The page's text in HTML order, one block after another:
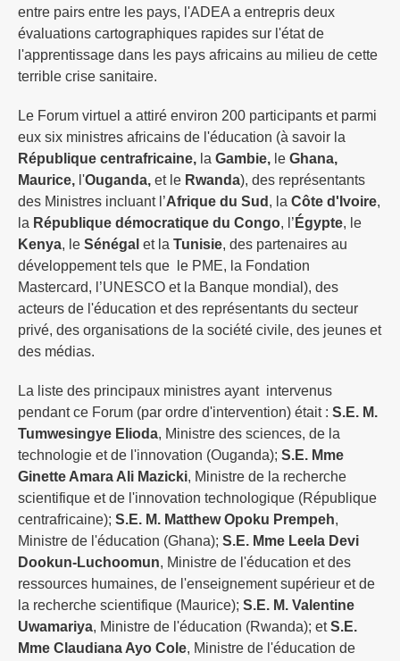
entre pairs entre les pays, l'ADEA a entrepris deux
évaluations cartographiques rapides sur l'état de
l'apprentissage dans les pays africains au milieu de cette
terrible crise sanitaire.
Le Forum virtuel a attiré environ 200 participants et parmi
eux six ministres africains de l'éducation (à savoir la
République centrafricaine, la Gambie, le Ghana,
Maurice, l'Ouganda, et le Rwanda), des représentants
des Ministres incluant l’Afrique du Sud , la Côte d'Ivoire,
la République démocratique du Congo, l’ Égypte, le
Kenya, le Sénégal et la Tunisie, des partenaires au
développement tels que le PME, la Fondation
Mastercard, l’UNESCO et la Banque mondial), des
acteurs de l'éducation et des représentants du secteur
privé, des organisations de la société civile, des jeunes et
des médias.
La liste des principaux ministres ayant intervenus
pendant ce Forum (par ordre d'intervention) était : S.E. M.
Tumwesingye Elioda, Ministre des sciences, de la
technologie et de l'innovation (Ouganda); S.E. Mme
Ginette Amara Ali Mazicki, Ministre de la recherche
scientifique et de l'innovation technologique (République
centrafricaine); S.E. M. Matthew Opoku Prempeh,
Ministre de l'éducation (Ghana); S.E. Mme Leela Devi
Dookun-Luchoomun, Ministre de l'éducation et des
ressources humaines, de l'enseignement supérieur et de
la recherche scientifique (Maurice); S.E. M. Valentine
Uwamariya, Ministre de l'éducation (Rwanda); etS.E.
Mme Claudiana Ayo Cole, Ministre de l'éducation de